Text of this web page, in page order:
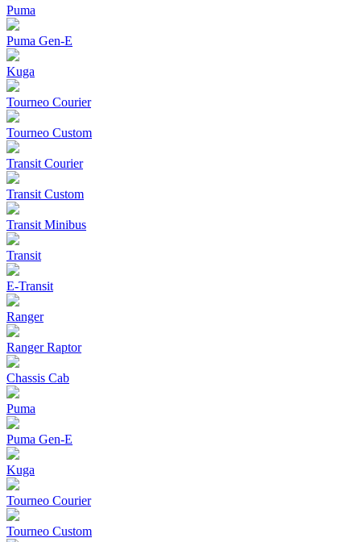
Puma
Puma Gen‑E
Kuga
Tourneo Courier
Tourneo Custom
Transit Courier
Transit Custom
Transit Minibus
Transit
E-Transit
Ranger
Ranger Raptor
Chassis Cab
Puma
Puma Gen‑E
Kuga
Tourneo Courier
Tourneo Custom